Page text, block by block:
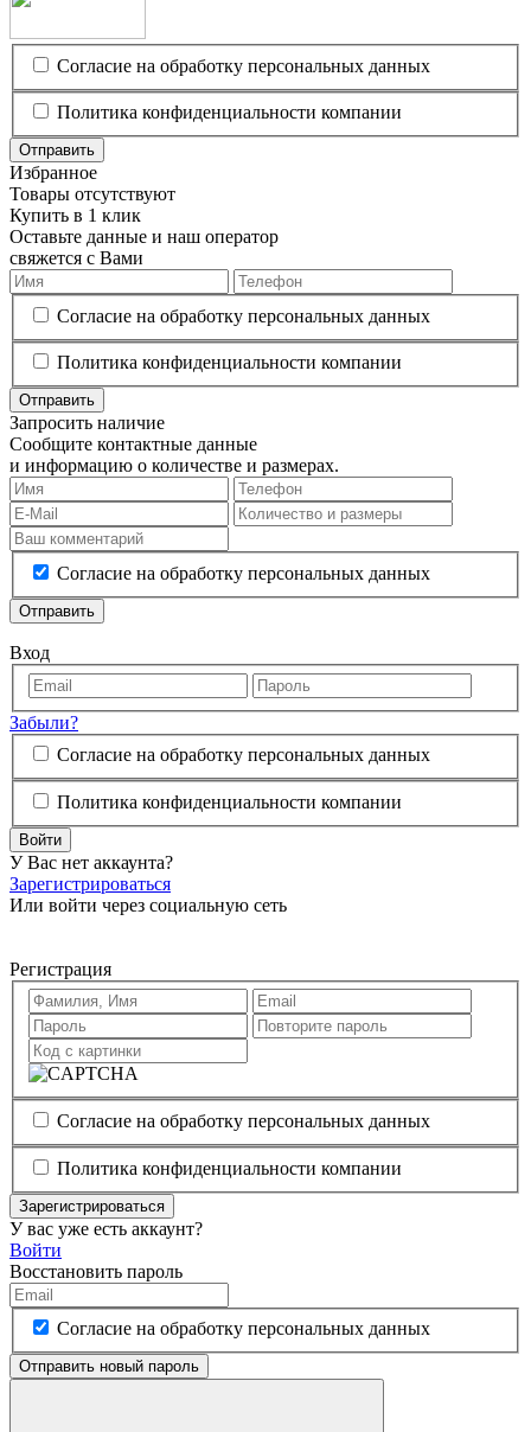
Согласие на обработку персональных данных
Политика конфиденциальности компании
Отправить
Избранное
Товары отсутствуют
Купить в 1 клик
Оставьте данные и наш оператор
свяжется с Вами
Согласие на обработку персональных данных
Политика конфиденциальности компании
Отправить
Запросить наличие
Сообщите контактные данные
и информацию о количестве и размерах.
Согласие на обработку персональных данных
Отправить
Вход
Забыли?
Согласие на обработку персональных данных
Политика конфиденциальности компании
Войти
У Вас нет аккаунта?
Зарегистрироваться
Или войти через социальную сеть
Регистрация
Согласие на обработку персональных данных
Политика конфиденциальности компании
Зарегистрироваться
У вас уже есть аккаунт?
Войти
Восстановить пароль
Согласие на обработку персональных данных
Отправить новый пароль